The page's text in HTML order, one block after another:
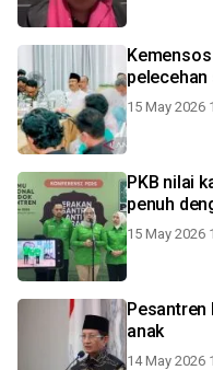
pelecehan
15 May 2026
PKB nilai
penuh
15 May 2026
Pesantren
anak
14 May 2026